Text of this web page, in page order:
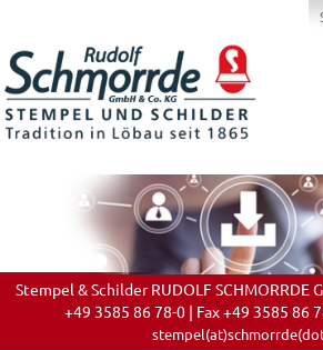
Stempel & Schilder RUDOLF SCHMORRDE
+49 3585 86 78-0 | Fax +49 3585 86